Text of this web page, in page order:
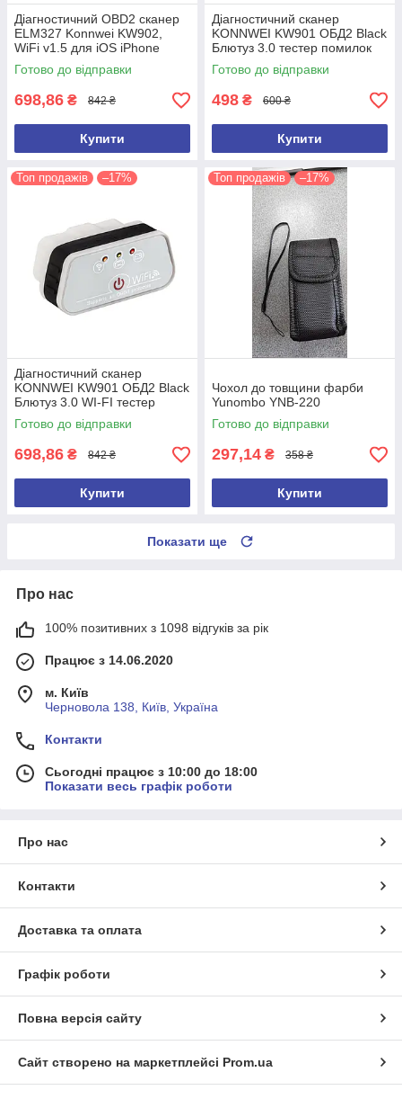
Діагностичний OBD2 сканер
ELM327 Konnwei KW902,
WiFi v1.5 для iOS iPhone
Автосканер автотестер
ELM327
Готово до відправки
698,86 ₴ 842 ₴
Купити
Діагностичний сканер
KONNWEI KW901 ОБД2 Black
Блютуз 3.0 тестер помилок
Torque для Android ELM327
Готово до відправки
498 ₴ 600 ₴
Купити
Топ продажів –17%
Діагностичний сканер
KONNWEI KW901 ОБД2 Black
Блютуз 3.0 WI-FI тестер
помилок Torque для Android
ELM327
Готово до відправки
698,86 ₴ 842 ₴
Купити
Топ продажів –17%
Чохол до товщини фарби
Yunombo YNB-220
Готово до відправки
297,14 ₴ 358 ₴
Купити
Показати ще
Про нас
100% позитивних з 1098 відгуків за рік
Працює з 14.06.2020
м. Київ
Черновола 138, Київ, Україна
Контакти
Сьогодні працює з 10:00 до 18:00
Показати весь графік роботи
Про нас
Контакти
Доставка та оплата
Графік роботи
Повна версія сайту
Сайт створено на маркетплейсі Prom.ua